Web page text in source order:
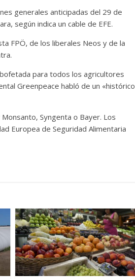
generales anticipadas del 29 de
según indica un cable de EFE.
FPÖ, de los liberales Neos y de la
para todos los agricultores
Greenpeace habló de un «histórico
Syngenta o Bayer. Los
Europea de Seguridad Alimentaria